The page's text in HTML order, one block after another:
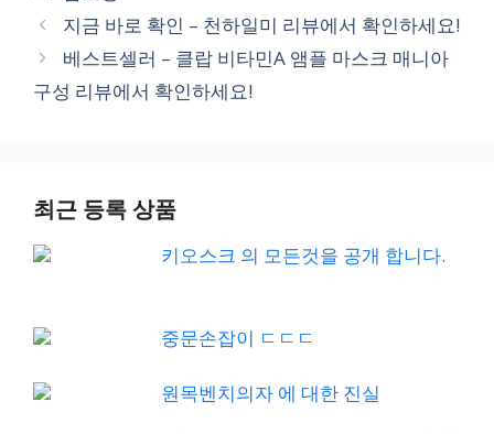
지금 바로 확인 – 천하일미 리뷰에서 확인하세요!
베스트셀러 – 클랍 비타민A 앰플 마스크 매니아
구성 리뷰에서 확인하세요!
최근 등록 상품
키오스크 의 모든것을 공개 합니다.
중문손잡이 ㄷㄷㄷ
원목벤치의자 에 대한 진실